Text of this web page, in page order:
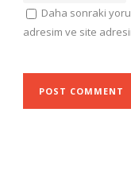
Daha sonraki
adresim ve site